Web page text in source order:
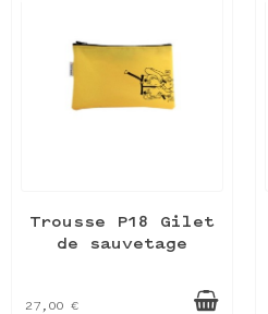
Trousse P18 Gilet
de sauvetage
27,00 €